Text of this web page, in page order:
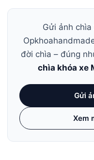
Gửi ảnh
đời chìa – đúng
chìa khóa xe
Gửi
Xem